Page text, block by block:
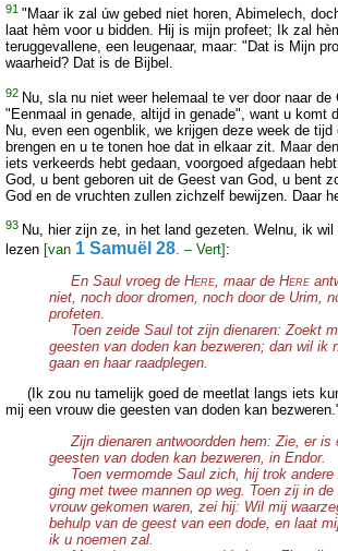
91 "Maar ik zal úw gebed niet horen, Abimelech,
laat hèm voor u bidden. Hij is mijn profeet; Ik zal
teruggevallene, een leugenaar, maar: "Dat is Mijn
waarheid? Dat is de Bijbel.
92 Nu, sla nu niet weer helemaal te ver door naar
"Eenmaal in genade, altijd in genade", want u komt
Nu, even een ogenblik, we krijgen deze week de
brengen en u te tonen hoe dat in elkaar zit. Maar
iets verkeerds hebt gedaan, voorgoed afgedaan
God, u bent geboren uit de Geest van God, u bent
God en de vruchten zullen zichzelf bewijzen. Daar
93 Nu, hier zijn ze, in het land gezeten. Welnu, ik
lezen [van 1 Samuël 28 . – Vert] :
En Saul vroeg de HERE, maar de HERE
niet, noch door dromen, noch door de Urim,
profeten.
Toen zeide Saul tot zijn dienaren: Zoekt
geesten van doden kan bezweren; dan wil ik
gaan en haar raadplegen.
(Ik zou nu tamelijk goed de meetlat langs iets
mij een vrouw die geesten van doden kan
Zijn dienaren antwoordden hem: Zie, er is
geesten van doden kan bezweren, in Endor.
Toen vermomde Saul zich, hij trok andere
ging met twee mannen op weg. Toen zij in
vrouw gekomen waren, zei hij: Wil mij
behulp van de geest van een dode, en laat
ik u noemen zal.